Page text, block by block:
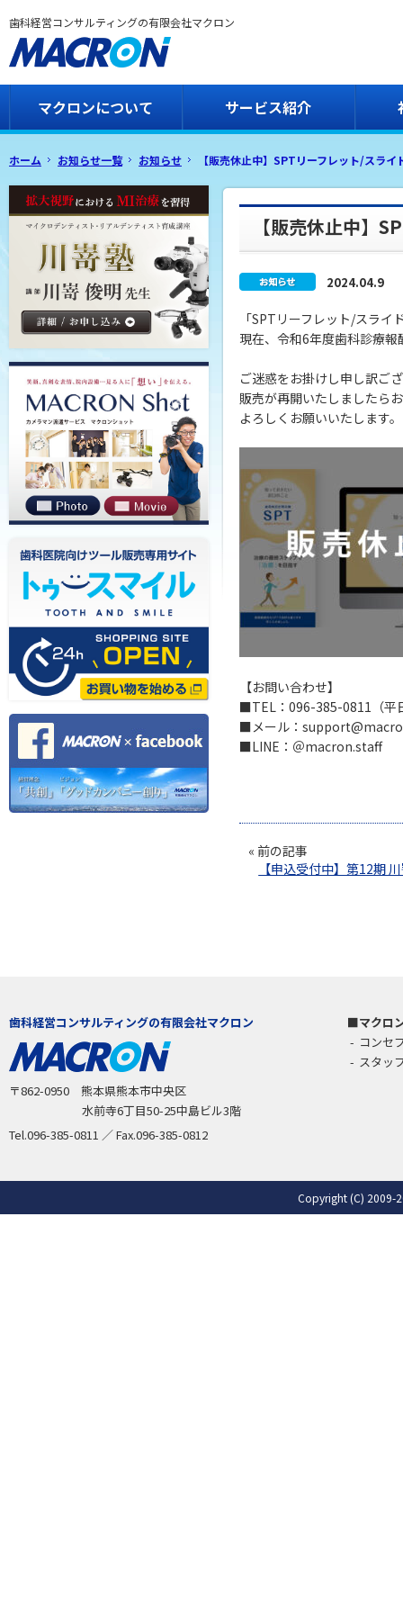
歯科経営コンサルティングの有限会社マクロン
マクロンについて サービス紹介
ホーム お知らせ一覧 お知らせ 【販売休止中】SPTリーフレット/スライ
【販売休止中】
2024.04.9
「SPTリーフレット/スラ
現在、令和6年度歯科診療
ご迷惑をお掛けし申し訳ご
販売が再開いたしましたら
よろしくお願いいたします。
【お問い合わせ】
■TEL：096-385-0811（平
■メール：
■LINE：＠macron.staff
« 前の記事
【申込受付中】第12期
歯科経営コンサルティングの有限会社マクロン
〒862-0950 熊本県熊本市中央区
水前寺6丁目50-25中島ビル3階
Tel.096-385-0811 ／ Fax.096-385-0812
マクロ
コンセ
スタッ
Copyright (C) 2009-